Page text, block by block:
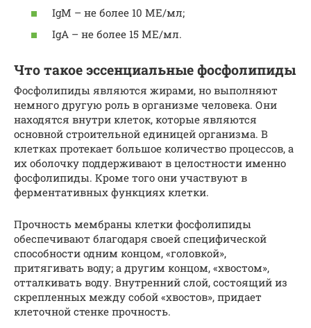
IgM – не более 10 МЕ/мл;
IgA – не более 15 МЕ/мл.
Что такое эссенциальные фосфолипиды
Фосфолипиды являются жирами, но выполняют
немного другую роль в организме человека. Они
находятся внутри клеток, которые являются
основной строительной единицей организма. В
клетках протекает большое количество процессов, а
их оболочку поддерживают в целостности именно
фосфолипиды. Кроме того они участвуют в
ферментативных функциях клетки.
Прочность мембраны клетки фосфолипиды
обеспечивают благодаря своей специфической
способности одним концом, «головкой»,
притягивать воду; а другим концом, «хвостом»,
отталкивать воду. Внутренний слой, состоящий из
скрепленных между собой «хвостов», придает
клеточной стенке прочность.